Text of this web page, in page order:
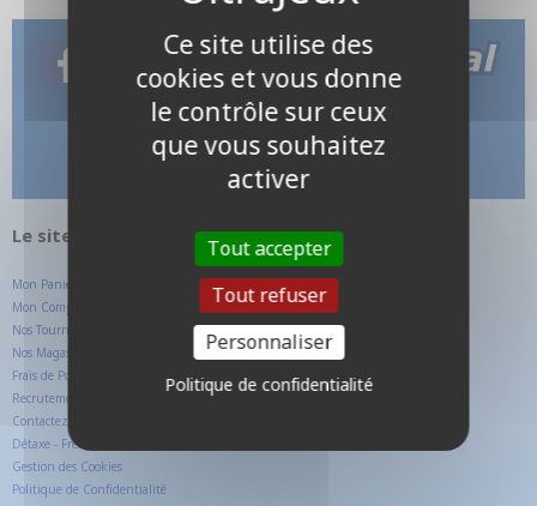
Le site internet UltraJeux.com
Mon Panier
Mon Compte Client
Nos Tournois
Nos Magasins
Frais de Ports
Recrutement
Contactez-nous
Détaxe - Free TAX
Gestion des Cookies
Politique de Confidentialité
Ce site utilise des
cookies et vous donne
le contrôle sur ceux
que vous souhaitez
activer
Tout accepter
Tout refuser
Personnaliser
Politique de confidentialité